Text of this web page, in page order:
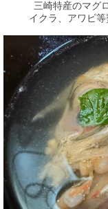
三崎特産のマグ
イクラ、アワビ等